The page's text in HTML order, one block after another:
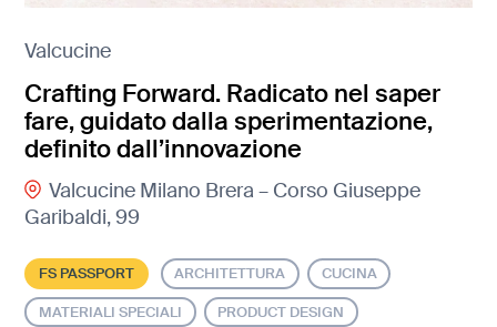
Valcucine
Crafting Forward. Radicato nel saper
fare, guidato dalla sperimentazione,
definito dall’innovazione
Valcucine Milano Brera – Corso Giuseppe
Garibaldi, 99
FS PASSPORT ARCHITETTURA CUCINA
MATERIALI SPECIALI PRODUCT DESIGN